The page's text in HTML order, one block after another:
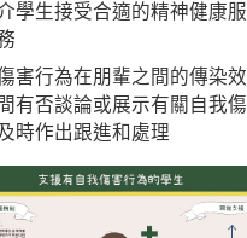
學生接受合適的精神健康
害行為在朋輩之間的傳染
有否談論或展示有關自我
時作出跟進和處理